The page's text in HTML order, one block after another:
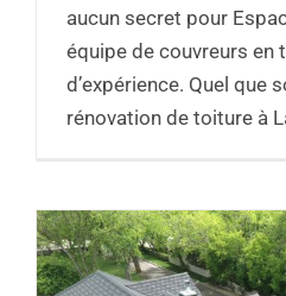
aucun secret pour
équipe de couvreurs en
d’expérience. Quel que
rénovation de toiture à